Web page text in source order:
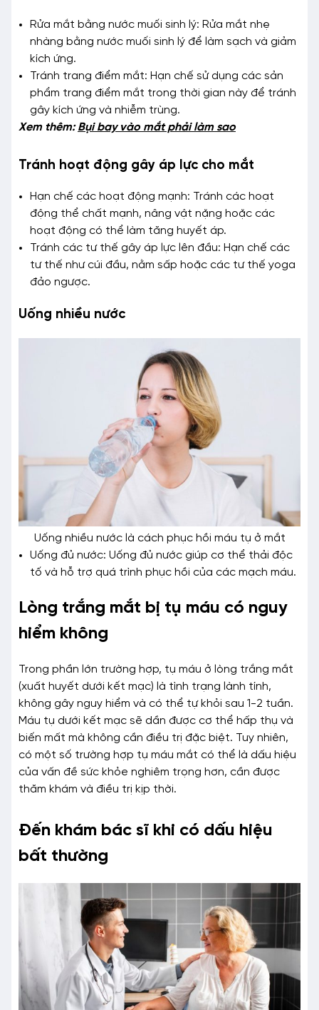
Rửa mắt bằng nước muối sinh lý: Rửa mắt nhẹ
nhàng bằng nước muối sinh lý để làm sạch và giảm
kích ứng.
Tránh trang điểm mắt: Hạn chế sử dụng các sản
phẩm trang điểm mắt trong thời gian này để tránh
gây kích ứng và nhiễm trùng.
Xem thêm:Bụi bay vào mắt phải làm sao
Tránh hoạt động gây áp lực cho mắt
Hạn chế các hoạt động mạnh: Tránh các hoạt
động thể chất mạnh, nâng vật nặng hoặc các
hoạt động có thể làm tăng huyết áp.
Tránh các tư thế gây áp lực lên đầu: Hạn chế các
tư thế như cúi đầu, nằm sấp hoặc các tư thế yoga
đảo ngược.
Uống nhiều nước
Uống nhiều nước là cách phục hồi máu tụ ở mắt
Uống đủ nước: Uống đủ nước giúp cơ thể thải độc
tố và hỗ trợ quá trình phục hồi của các mạch máu.
Lòng trắng mắt bị tụ máu có nguy
hiểm không
Trong phần lớn trường hợp, tụ máu ở lòng trắng mắt
(xuất huyết dưới kết mạc) là tình trạng lành tính,
không gây nguy hiểm và có thể tự khỏi sau 1-2 tuần.
Máu tụ dưới kết mạc sẽ dần được cơ thể hấp thụ và
biến mất mà không cần điều trị đặc biệt. Tuy nhiên,
có một số trường hợp tụ máu mắt có thể là dấu hiệu
của vấn đề sức khỏe nghiêm trọng hơn, cần được
thăm khám và điều trị kịp thời.
Đến khám bác sĩ khi có dấu hiệu
bất thường